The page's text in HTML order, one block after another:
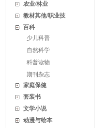
农业/林业
教材其他/职业技
百科
少儿科普
自然科学
科普读物
期刊杂志
家庭保健
套装书
文学小说
动漫与绘本